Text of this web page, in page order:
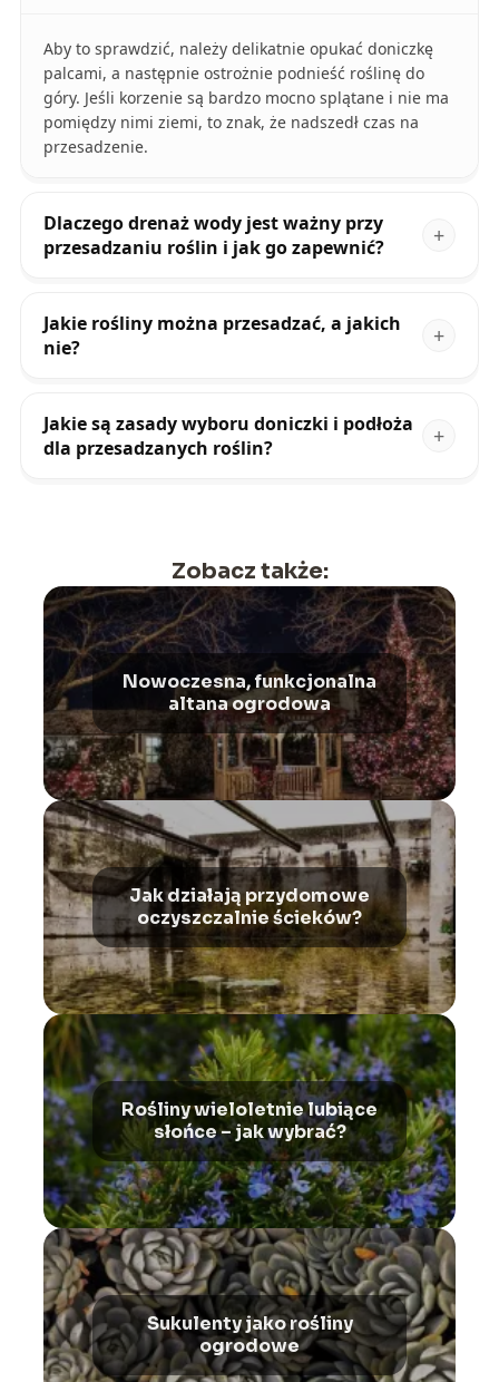
Aby to sprawdzić, należy delikatnie opukać doniczkę
palcami, a następnie ostrożnie podnieść roślinę do
góry. Jeśli korzenie są bardzo mocno splątane i nie ma
pomiędzy nimi ziemi, to znak, że nadszedł czas na
przesadzenie.
Dlaczego drenaż wody jest ważny przy
przesadzaniu roślin i jak go zapewnić?
Jakie rośliny można przesadzać, a jakich
nie?
Jakie są zasady wyboru doniczki i podłoża
dla przesadzanych roślin?
Zobacz także:
Nowoczesna, funkcjonalna
altana ogrodowa
Jak działają przydomowe
oczyszczalnie ścieków?
Rośliny wieloletnie lubiące
słońce – jak wybrać?
Sukulenty jako rośliny
ogrodowe